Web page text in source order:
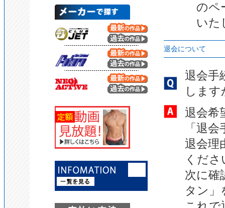
のペ
いた
退会について
退会手
します
退会希
「退
退会理
くださ
次に確
タン」